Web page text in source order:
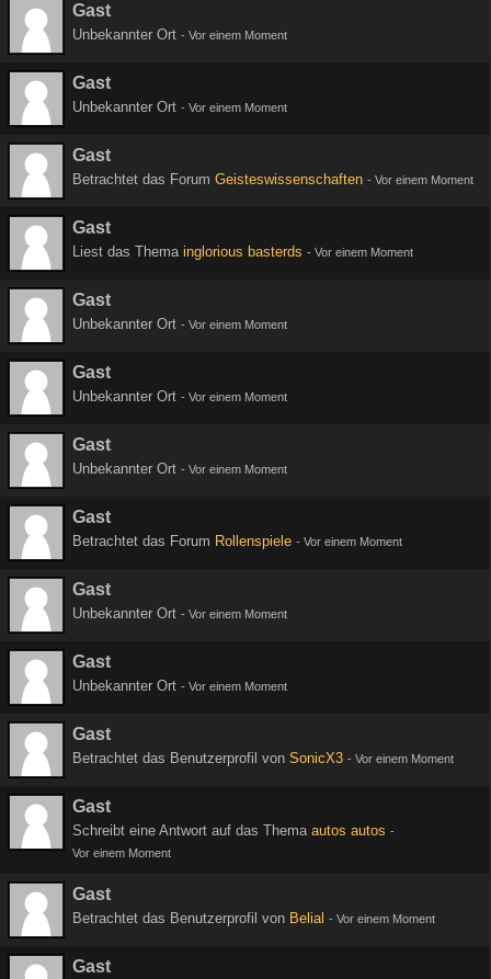
Gast
Unbekannter Ort - Vor einem Moment
Gast
Unbekannter Ort - Vor einem Moment
Gast
Betrachtet das Forum Geisteswissenschaften - Vor einem Moment
Gast
Liest das Thema inglorious basterds - Vor einem Moment
Gast
Unbekannter Ort - Vor einem Moment
Gast
Unbekannter Ort - Vor einem Moment
Gast
Unbekannter Ort - Vor einem Moment
Gast
Betrachtet das Forum Rollenspiele - Vor einem Moment
Gast
Unbekannter Ort - Vor einem Moment
Gast
Unbekannter Ort - Vor einem Moment
Gast
Betrachtet das Benutzerprofil von SonicX3 - Vor einem Moment
Gast
Schreibt eine Antwort auf das Thema autos autos -
Vor einem Moment
Gast
Betrachtet das Benutzerprofil von Belial - Vor einem Moment
Gast